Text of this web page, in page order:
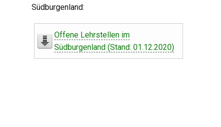
Südburgenland:
Offene Lehrstellen im
Südburgenland (Stand: 01.12.2020)